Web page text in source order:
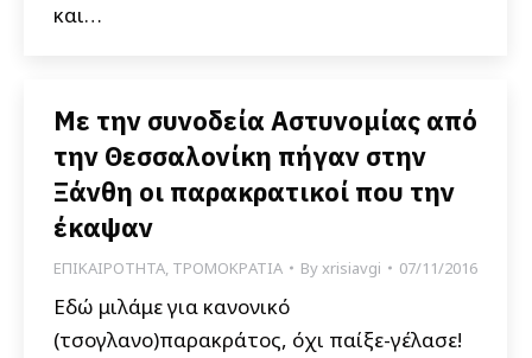
και…
Με την συνοδεία Αστυνομίας από
την Θεσσαλονίκη πήγαν στην
Ξάνθη οι παρακρατικοί που την
έκαψαν
ΕΠΙΚΑΙΡΟΤΗΤΑ, ΤΡΟΜΟΚΡΑΤΙΑ Byxrisiavgi 07/11/2016
Εδώ μιλάμε για κανονικό
(τσογλανο)παρακράτος, όχι παίξε-γέλασε!